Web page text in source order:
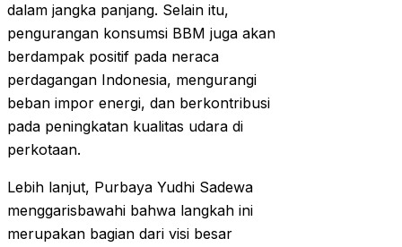
dalam jangka panjang. Selain itu,
pengurangan konsumsi BBM juga akan
berdampak positif pada neraca
perdagangan Indonesia, mengurangi
beban impor energi, dan berkontribusi
pada peningkatan kualitas udara di
perkotaan.
Lebih lanjut, Purbaya Yudhi Sadewa
menggarisbawahi bahwa langkah ini
merupakan bagian dari visi besar